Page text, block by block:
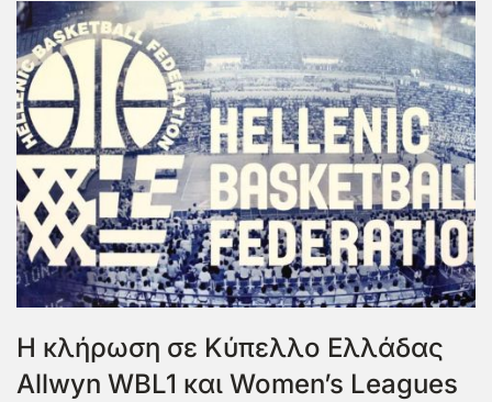
Η κλήρωση σε Κύπελλο Ελλάδας
Allwyn WBL1 και Women’s Leagues